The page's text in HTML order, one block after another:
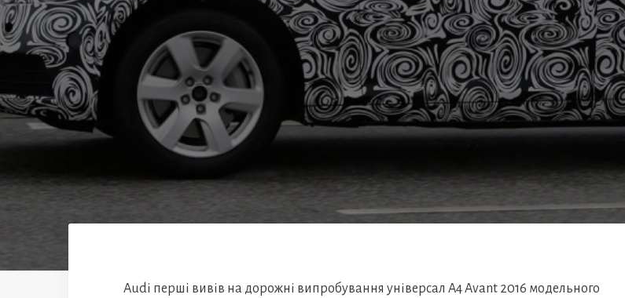
Audi перші вивів на дорожні випробування універсал A4 Avant 2016 модельного